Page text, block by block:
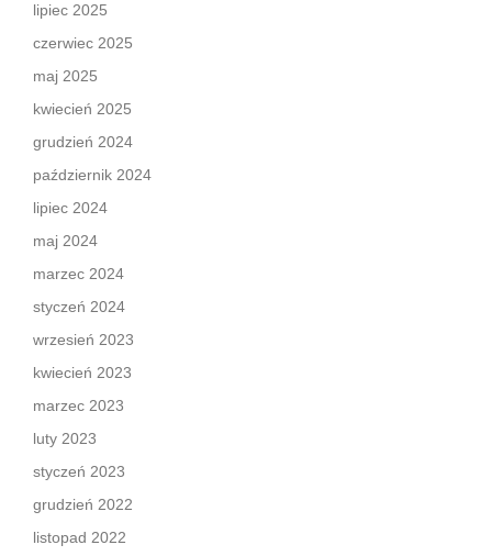
lipiec 2025
czerwiec 2025
maj 2025
kwiecień 2025
grudzień 2024
październik 2024
lipiec 2024
maj 2024
marzec 2024
styczeń 2024
wrzesień 2023
kwiecień 2023
marzec 2023
luty 2023
styczeń 2023
grudzień 2022
listopad 2022